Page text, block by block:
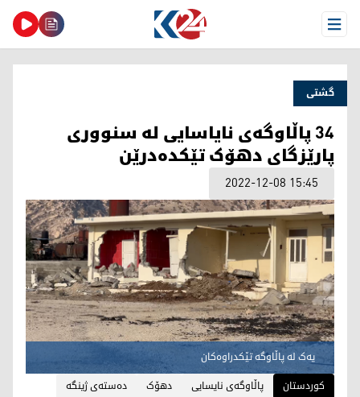
Open Menu
گشتی
34 پاڵاوگەی نایاسایی لە سنووری
پارێزگای دهۆک تێکدەدرێن
2022-12-08 15:45
یەک لە پاڵاوگە تێکدراوەکان
کوردستان
پاڵاوگەی نایسایی دهۆک دەستەی ژینگە